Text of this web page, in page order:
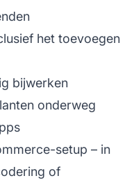
het toevoegen
bijwerken
onderweg
setup – in
of